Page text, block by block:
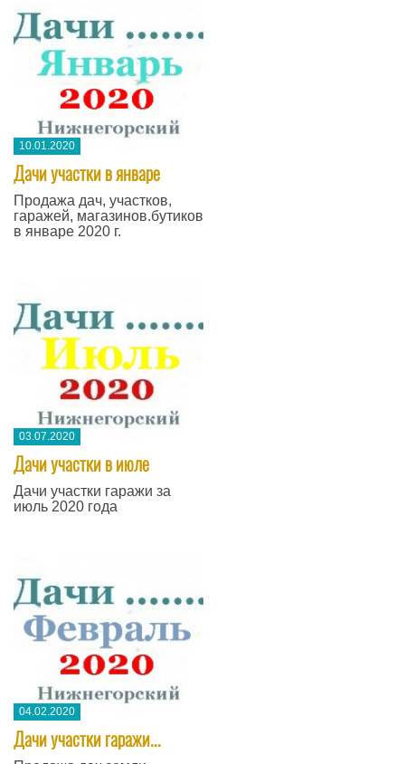
10.01.2020
Дачи участки в январе
Продажа дач, участков,
гаражей, магазинов.бутиков
в январе 2020 г.
03.07.2020
Дачи участки в июле
Дачи участки гаражи за
июль 2020 года
04.02.2020
Дачи участки гаражи...